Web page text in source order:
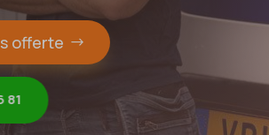
offerte
81